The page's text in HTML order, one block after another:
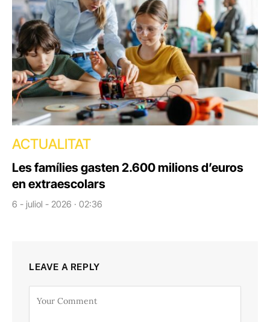
ACTUALITAT
Les famílies gasten 2.600 milions d’euros
en extraescolars
6 - juliol - 2026 · 02:36
LEAVE A REPLY